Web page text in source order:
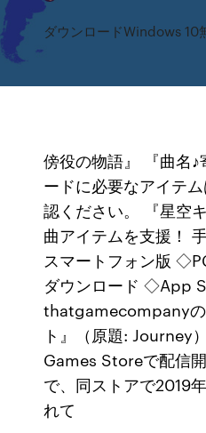
ダウンロードWindows 10
傍役の物語』 『曲名
ードに必要なアイテ
認ください。 『星空
曲アイテムを支援！
スマートフォン版
ダウンロード ◇App
thatgamecompany
ト』（原題: Journey
Games Storeで配信
で、同ストアで2019
れて